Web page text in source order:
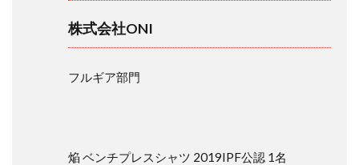
株式会社ONI
フルギア部門
焔 ベンチプレスシャツ 2019IPF公認 1名